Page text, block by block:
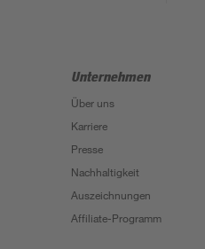
Unternehmen
Über uns
Karriere
Presse
Nachhaltigkeit
Auszeichnungen
Affiliate-Programm